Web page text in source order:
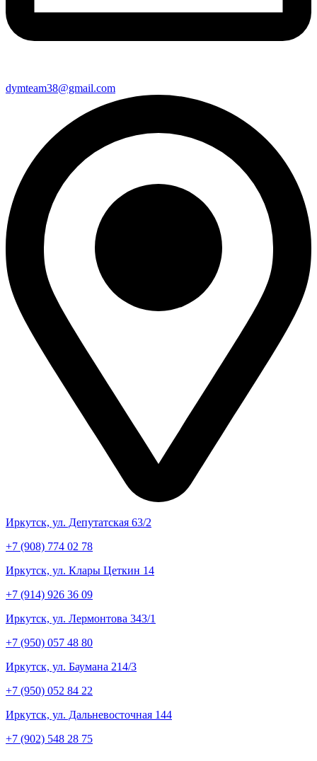
dymteam38@gmail.com
Иркутск, ул. Депутатская 63/2
+7 (908) 774 02 78
Иркутск, ул. Клары Цеткин 14
+7 (914) 926 36 09
Иркутск, ул. Лермонтова 343/1
+7 (950) 057 48 80
Иркутск, ул. Баумана 214/3
+7 (950) 052 84 22
Иркутск, ул. Дальневосточная 144
+7 (902) 548 28 75